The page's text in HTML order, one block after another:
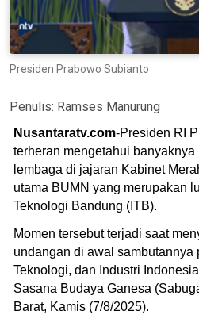
Presiden Prabowo Subianto
Penulis: Ramses Manurung
Nusantaratv.com-Presiden RI
terheran mengetahui
lembaga di jajaran Kabinet
utama BUMN yang merupakan
Teknologi Bandung (ITB).
Momen tersebut terjadi saat
undangan di awal sambutannya
Teknologi, dan Industri
Sasana Budaya Ganesa
Barat, Kamis (7/8/2025).